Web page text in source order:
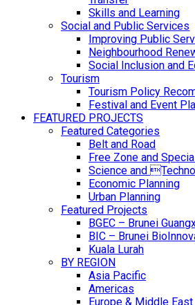
Skills and Learning
Social and Public Services
Improving Public
Neighbourhood
Social Inclusion and
Tourism
Tourism Policy
Festival and Event
FEATURED PROJECTS
Featured Categories
Belt and Road
Free Zone and
Science and
Economic Planning
Urban Planning
Featured Projects
BGEC – Brunei
BIC – Brunei
Kuala Lurah
BY REGION
Asia Pacific
Americas
Europe & Middle East